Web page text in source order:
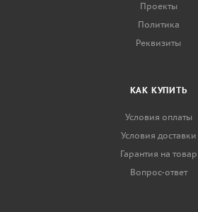
Проекты
Политика
Реквизиты
КАК КУПИТЬ
Условия оплаты
Условия доставки
Гарантия на товар
Вопрос-ответ